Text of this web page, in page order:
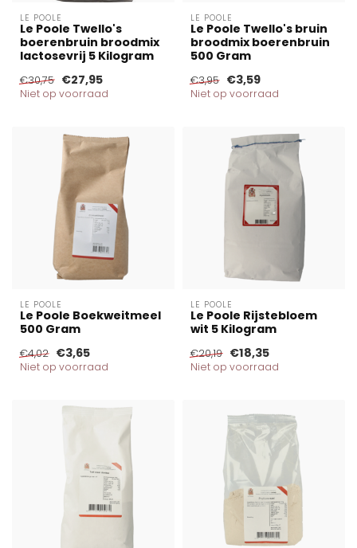
LE POOLE
Le Poole Twello's
boerenbruin broodmix
lactosevrij 5 Kilogram
€30,75 €27,95
Niet op voorraad
LE POOLE
Le Poole Twello's bruin
broodmix boerenbruin
500 Gram
€3,95 €3,59
Niet op voorraad
LE POOLE
Le Poole Boekweitmeel
500 Gram
€4,02 €3,65
Niet op voorraad
LE POOLE
Le Poole Rijstebloem
wit 5 Kilogram
€20,19 €18,35
Niet op voorraad